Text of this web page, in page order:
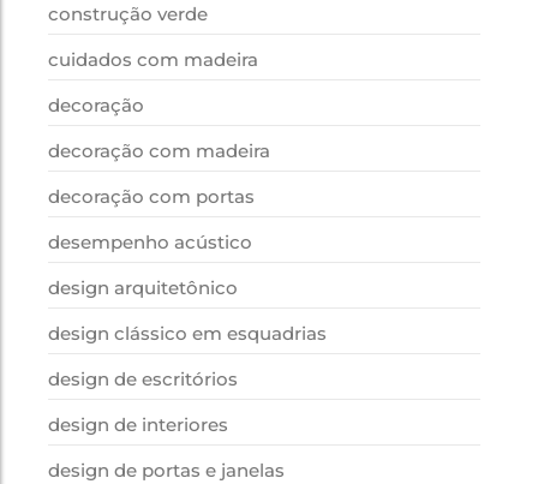
construção verde
cuidados com madeira
decoração
decoração com madeira
decoração com portas
desempenho acústico
design arquitetônico
design clássico em esquadrias
design de escritórios
design de interiores
design de portas e janelas